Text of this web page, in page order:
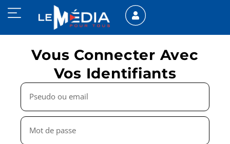
Vous Connecter Avec
Vos Identifiants